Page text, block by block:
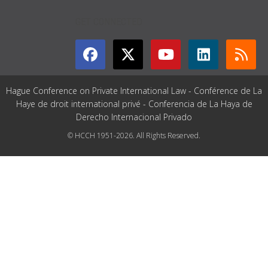
Hague Conference on Private International Law - Conférence de La
Haye de droit international privé - Conferencia de La Haya de
Derecho Internacional Privado
© HCCH 1951-2026. All Rights Reserved.